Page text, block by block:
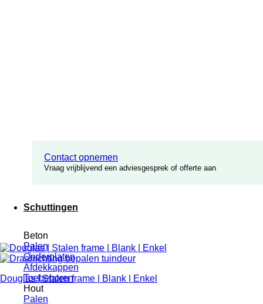
Contact opnemen
Vraag vrijblijvend een adviesgesprek of offerte aan
Schuttingen
Beton
Palen
Onderplaten
Afdekkappen
Toebehoren
Hout
Palen
Douglas | Stalen frame | Blank | Enkel